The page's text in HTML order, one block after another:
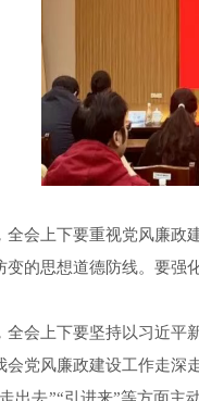
全会上下要重视党风廉政
变的思想道德防线。要强
全会上下要坚持以习近平
会党风廉政建设工作走深